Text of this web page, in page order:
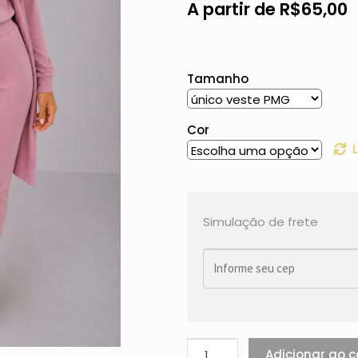
A partir de R$65,00
Tamanho
Cor
Simulação de frete
Adicionar ao